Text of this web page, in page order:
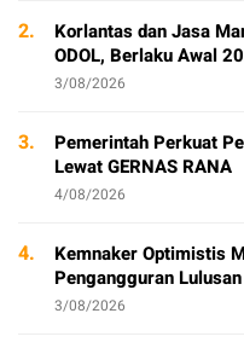
2.
Korlantas dan Jasa
ODOL, Berlaku Awal
3/08/2026
3.
Pemerintah Perkuat
Lewat GERNAS RANA
4/08/2026
4.
Kemnaker Optimistis
Pengangguran
3/08/2026